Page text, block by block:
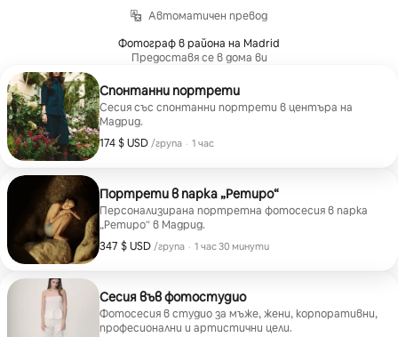
Автоматичен превод
Фотограф в района на Madrid
Предоставя се в дома ви
Спонтанни портрети
Сесия със спонтанни портрети в центъра на
Мадрид.
174 $ USD /група
174 $ USD за група
, · 1 час
Портрети в парка „Ретиро“
Персонализирана портретна фотосесия в парка
„Ретиро“ в Мадрид.
347 $ USD /група
347 $ USD за група
, · 1 час 30 минути
Сесия във фотостудио
Фотосесия в студио за мъже, жени, корпоративни,
професионални и артистични цели.